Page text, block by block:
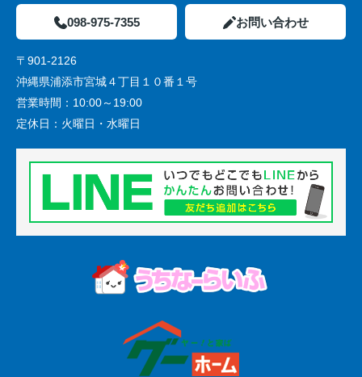
098-975-7355 お問い合わせ
〒901-2126
沖縄県浦添市宮城４丁目１０番１号
営業時間： 10:00～19:00
定休日： 火曜日・水曜日